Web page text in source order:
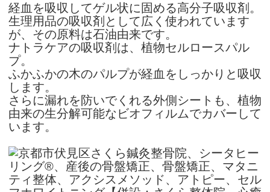
経血を吸収してゲル状に固める高分子吸収剤。
生理用品の吸収剤として広く使われています
が、その原料は石油由来です。
ナトラケアの吸収剤は、植物セルロースパル
プ。
ふかふかの木のパルプが経血をしっかりと吸収
します。
さらに漏れを防いでくれる外側シートも、植物
由来の生分解可能なビオフィルムでカバーして
います。